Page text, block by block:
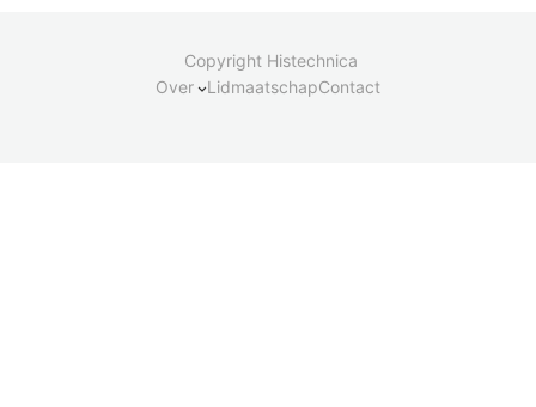
Copyright Histechnica
Over
LidmaatschapContact